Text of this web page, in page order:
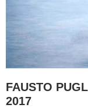
FAUSTO
2017